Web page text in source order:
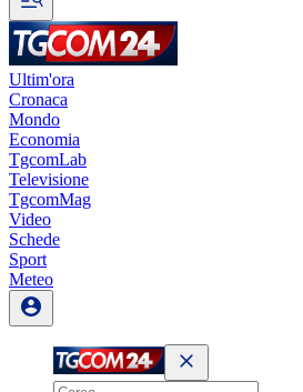
Ultim'ora
Cronaca
Mondo
Economia
TgcomLab
Televisione
TgcomMag
Video
Schede
Sport
Meteo